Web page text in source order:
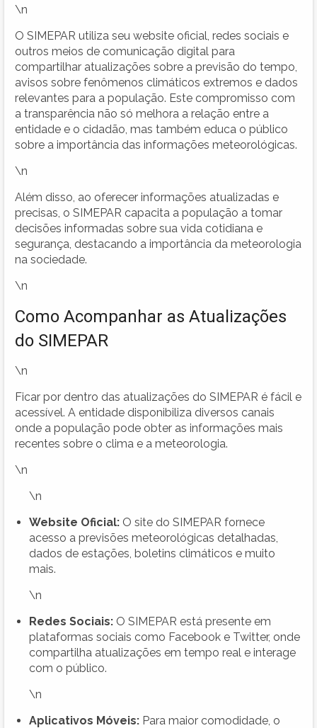
\n
O SIMEPAR utiliza seu website oficial, redes sociais e
outros meios de comunicação digital para
compartilhar atualizações sobre a previsão do tempo,
avisos sobre fenômenos climáticos extremos e dados
relevantes para a população. Este compromisso com
a transparência não só melhora a relação entre a
entidade e o cidadão, mas também educa o público
sobre a importância das informações meteorológicas.
\n
Além disso, ao oferecer informações atualizadas e
precisas, o SIMEPAR capacita a população a tomar
decisões informadas sobre sua vida cotidiana e
segurança, destacando a importância da meteorologia
na sociedade.
\n
Como Acompanhar as Atualizações
do SIMEPAR
\n
Ficar por dentro das atualizações do SIMEPAR é fácil e
acessível. A entidade disponibiliza diversos canais
onde a população pode obter as informações mais
recentes sobre o clima e a meteorologia.
\n
\n
Website Oficial: O site do SIMEPAR fornece
acesso a previsões meteorológicas detalhadas,
dados de estações, boletins climáticos e muito
mais.
\n
Redes Sociais: O SIMEPAR está presente em
plataformas sociais como Facebook e Twitter, onde
compartilha atualizações em tempo real e interage
com o público.
\n
Aplicativos Móveis: Para maior comodidade, o